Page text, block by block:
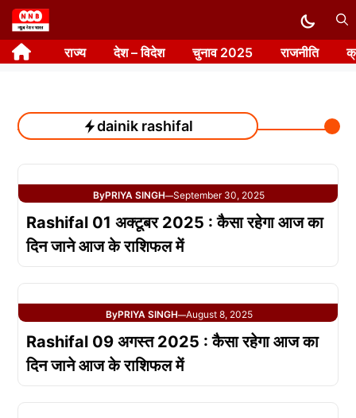
Skip
to
content राज्य देश – विदेश चुनाव 2025 राजनीति
dainik rashifal
ByPRIYA SINGH—September 30, 2025
Rashifal 01 अक्टूबर 2025 : कैसा रहेगा आज का
दिन जाने आज के राशिफल में
ByPRIYA SINGH—August 8, 2025
Rashifal 09 अगस्त 2025 : कैसा रहेगा आज का
दिन जाने आज के राशिफल में